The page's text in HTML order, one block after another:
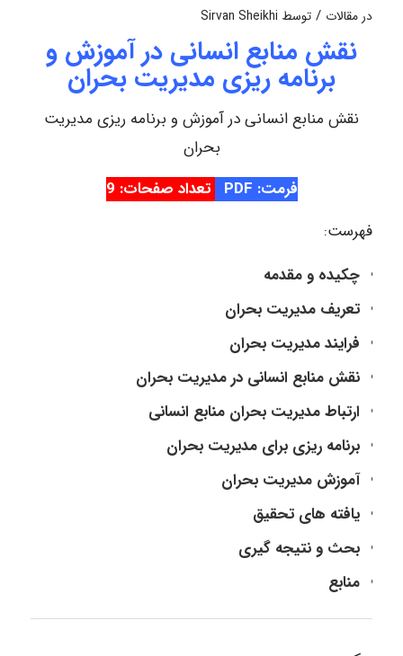
در مقالات / توسط Sirvan Sheikhi
نقش منابع انسانی در آموزش و
برنامه ریزی مدیریت بحران
نقش منابع انسانی در آموزش و برنامه ریزی مدیریت
بحران
فرمت: PDF
تعداد صفحات: 9
فهرست:
چکیده و مقدمه
تعریف مدیریت بحران
فرایند مدیریت بحران
نقش منابع انسانی در مدیریت بحران
ارتباط مدیریت بحران منابع انسانی
برنامه ریزی برای مدیریت بحران
آموزش مدیریت بحران
یافته های تحقیق
بحث و نتیجه گیری
منابع